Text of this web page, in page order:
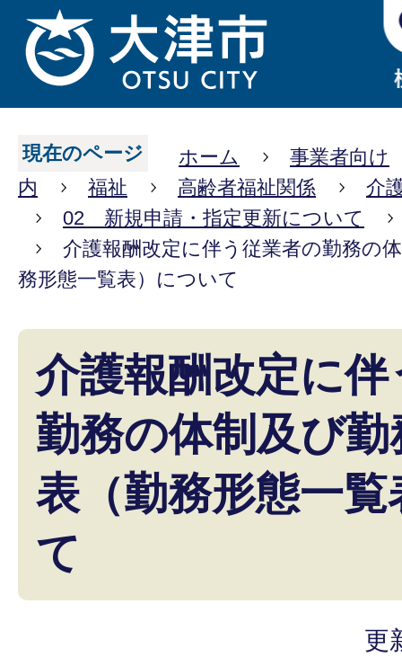
現在のページ ホーム
事業者向け
内
福祉 高齢者福祉関係
介
02 新規申請・指定更新について
介護報酬改定に伴う従業者の勤務の
務形態一覧表）について
介護報酬改定に
勤務の体制及び
表（勤務形態一
て
更